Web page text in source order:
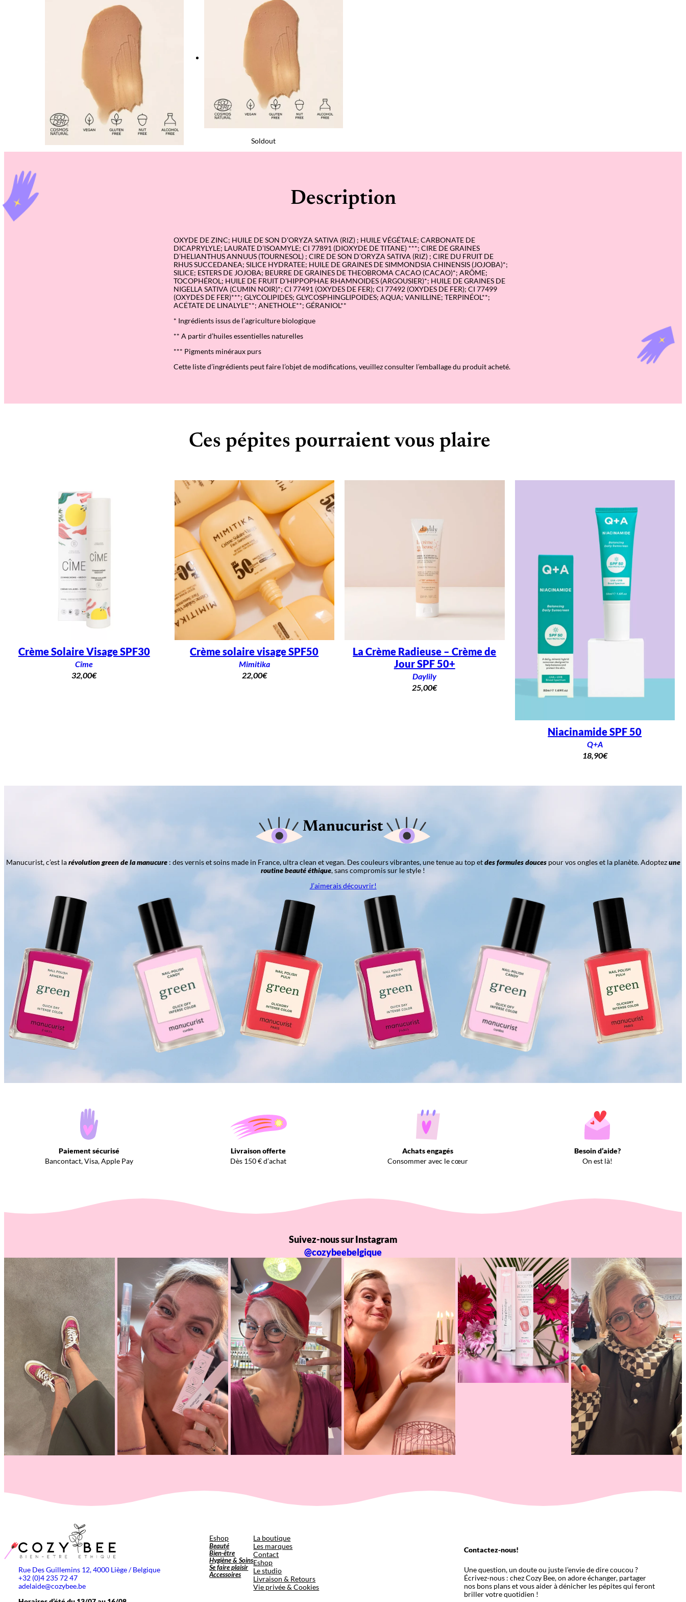
Soldout
Description
OXYDE DE ZINC; HUILE DE SON D’ORYZA SATIVA (RIZ) ; HUILE VÉGÉTALE; CARBONATE DE
DICAPRYLYLE; LAURATE D’ISOAMYLE; CI 77891 (DIOXYDE DE TITANE) ***; CIRE DE GRAINES
D’HELIANTHUS ANNUUS (TOURNESOL) ; CIRE DE SON D’ORYZA SATIVA (RIZ) ; CIRE DU FRUIT DE
RHUS SUCCEDANEA; SILICE HYDRATEE; HUILE DE GRAINES DE SIMMONDSIA CHINENSIS (JOJOBA)*;
SILICE; ESTERS DE JOJOBA; BEURRE DE GRAINES DE THEOBROMA CACAO (CACAO)*; ARÔME;
TOCOPHÉROL; HUILE DE FRUIT D’HIPPOPHAE RHAMNOIDES (ARGOUSIER)*; HUILE DE GRAINES DE
NIGELLA SATIVA (CUMIN NOIR)*; CI 77491 (OXYDES DE FER); CI 77492 (OXYDES DE FER); CI 77499
(OXYDES DE FER)***; GLYCOLIPIDES; GLYCOSPHINGLIPOIDES; AQUA; VANILLINE; TERPINÉOL**;
ACÉTATE DE LINALYLE**; ANETHOLE**; GÉRANIOL**
* Ingrédients issus de l’agriculture biologique
** A partir d’huiles essentielles naturelles
*** Pigments minéraux purs
Cette liste d’ingrédients peut faire l’objet de modifications, veuillez consulter l’emballage du produit acheté.
Ces pépites pourraient vous plaire
Crème Solaire Visage SPF30
Cîme
32,00€
Crème solaire visage SPF50
Mimitika
22,00€
La Crème Radieuse – Crème de
Jour SPF 50+
Daylily
25,00€
Niacinamide SPF 50
Q+A
18,90€
Manucurist
Manucurist, c’est larévolution green de la manucure: des vernis et soins made in France, ultra clean et vegan. Des couleurs vibrantes, une tenue au top etdes formules doucespour vos ongles et la planète. Adoptezune
routine beauté éthique, sans compromis sur le style !
J’aimerais découvrir!
Paiement sécurisé
Bancontact, Visa, Apple Pay
Livraison offerte
Dès 150 € d’achat
Achats engagés
Consommer avec le cœur
Besoin d’aide?
On est là!
Suivez-nous sur Instagram
@cozybeebelgique
Rue Des Guillemins 12, 4000 Liège / Belgique
+32 (0)4 235 72 47
adelaide@cozybee.be
Eshop
Beauté
Bien-être
Hygiène & Soins
Se faire plaisir
Accessoires
La boutique
Les marques
Contact
Eshop
Le studio
Livraison & Retours
Vie privée & Cookies
Contactez-nous!
Une question, un doute ou juste l’envie de dire coucou ?
Écrivez-nous : chez Cozy Bee, on adore échanger, partager
nos bons plans et vous aider à dénicher les pépites qui feront
briller votre quotidien !